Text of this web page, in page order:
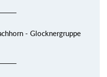
- Glocknergruppe